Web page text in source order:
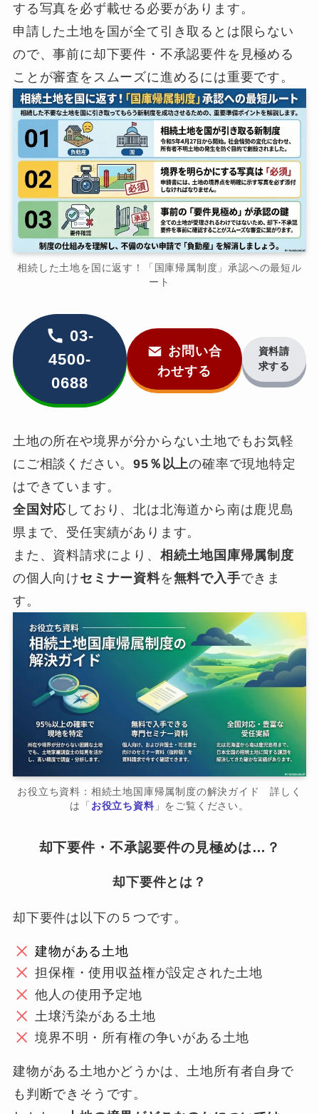
する写真を必ず載せる必要があります。
申請した土地を国が全て引き取るとは限らない
ので、事前に却下要件・不承認要件を見極める
ことが審査をスムーズに進めるには重要です。
相続した土地を国に返す！「国庫帰属制度」承認への最短ル
ート
03-
4500-
0688
お問い合
わせする
資料請
求する
土地の所在や境界が分からない土地でもお気軽
にご相談ください。95％以上の確率で現地特定
はできています。
全国対応 しており、北は北海道から南は鹿児島
県まで、受任実績があります。
また、資料請求により、 相続土地国庫帰属制度
の個人向けセミナー資料を無料で入手できま
す。
お役立ち資料：相続土地国庫帰属制度の解決ガイド 詳しく
は「 お役立ち資料」をご覧ください。
却下要件・不承認要件の見極めは…？
却下要件とは？
却下要件は以下の５つです。
建物がある土地
担保権・使用収益権が設定された土地
他人の使用予定地
土壌汚染がある土地
境界不明・所有権の争いがある土地
建物がある土地かどうかは、土地所有者自身で
も判断できそうです。